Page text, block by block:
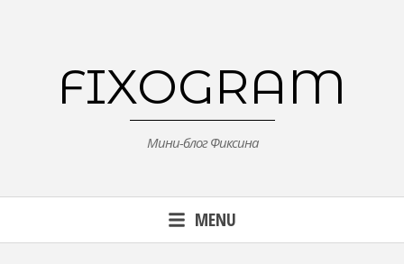
FIXOGRAM
Мини-блог Фиксина
MENU